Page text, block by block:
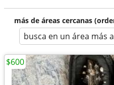
más de áreas cercanas
busca en un área más
$600